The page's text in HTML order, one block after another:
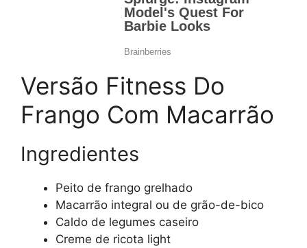
Versão Fitness Do
Frango Com Macarrão
Ingredientes
Peito de frango grelhado
Macarrão integral ou de grão-de-bico
Caldo de legumes caseiro
Creme de ricota light